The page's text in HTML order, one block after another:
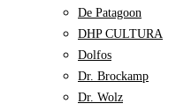
De Patagoon
DHP CULTURA
Dolfos
Dr. Brockamp
Dr. Wolz